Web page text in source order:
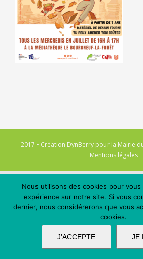
2017 • Création DynBerry pour la Mairie
Mentions légales
Nous utilisons des cookies pour vous
expérience sur notre site. Si vous
dernier, nous considérerons que vous
cookies.
J'ACCEPTE JE